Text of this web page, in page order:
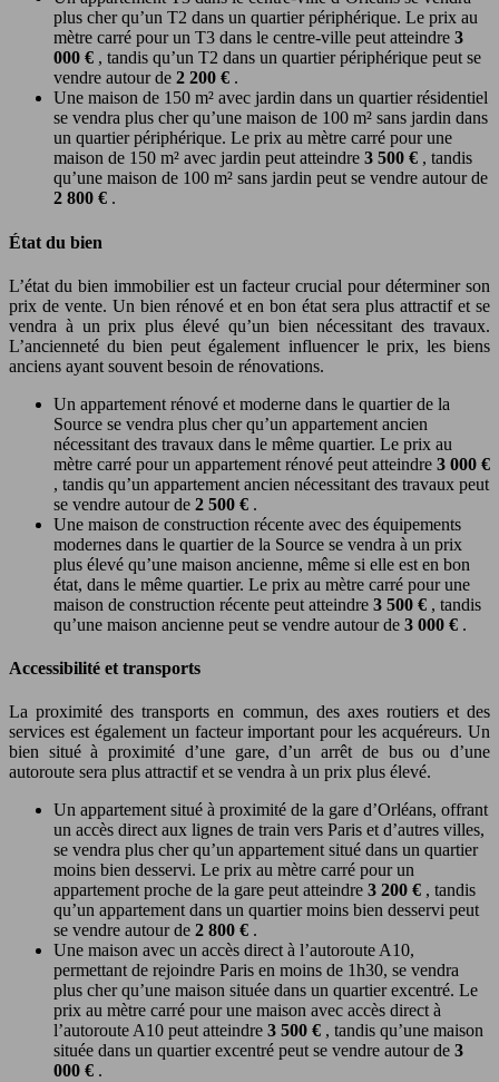
plus cher qu’un T2 dans un quartier périphérique. Le prix au
mètre carré pour un T3 dans le centre-ville peut atteindre 3
000 € , tandis qu’un T2 dans un quartier périphérique peut se
vendre autour de 2 200 € .
Une maison de 150 m² avec jardin dans un quartier résidentiel
se vendra plus cher qu’une maison de 100 m² sans jardin dans
un quartier périphérique. Le prix au mètre carré pour une
maison de 150 m² avec jardin peut atteindre 3 500 € , tandis
qu’une maison de 100 m² sans jardin peut se vendre autour de
2 800 € .
État du bien
L’état du bien immobilier est un facteur crucial pour déterminer son
prix de vente. Un bien rénové et en bon état sera plus attractif et se
vendra à un prix plus élevé qu’un bien nécessitant des travaux.
L’ancienneté du bien peut également influencer le prix, les biens
anciens ayant souvent besoin de rénovations.
Un appartement rénové et moderne dans le quartier de la
Source se vendra plus cher qu’un appartement ancien
nécessitant des travaux dans le même quartier. Le prix au
mètre carré pour un appartement rénové peut atteindre 3 000 €
, tandis qu’un appartement ancien nécessitant des travaux peut
se vendre autour de 2 500 € .
Une maison de construction récente avec des équipements
modernes dans le quartier de la Source se vendra à un prix
plus élevé qu’une maison ancienne, même si elle est en bon
état, dans le même quartier. Le prix au mètre carré pour une
maison de construction récente peut atteindre 3 500 € , tandis
qu’une maison ancienne peut se vendre autour de 3 000 € .
Accessibilité et transports
La proximité des transports en commun, des axes routiers et des
services est également un facteur important pour les acquéreurs. Un
bien situé à proximité d’une gare, d’un arrêt de bus ou d’une
autoroute sera plus attractif et se vendra à un prix plus élevé.
Un appartement situé à proximité de la gare d’Orléans, offrant
un accès direct aux lignes de train vers Paris et d’autres villes,
se vendra plus cher qu’un appartement situé dans un quartier
moins bien desservi. Le prix au mètre carré pour un
appartement proche de la gare peut atteindre 3 200 € , tandis
qu’un appartement dans un quartier moins bien desservi peut
se vendre autour de 2 800 € .
Une maison avec un accès direct à l’autoroute A10,
permettant de rejoindre Paris en moins de 1h30, se vendra
plus cher qu’une maison située dans un quartier excentré. Le
prix au mètre carré pour une maison avec accès direct à
l’autoroute A10 peut atteindre 3 500 € , tandis qu’une maison
située dans un quartier excentré peut se vendre autour de 3
000 € .